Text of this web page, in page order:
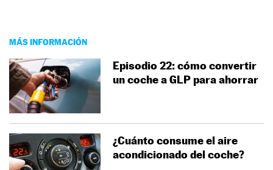
MÁS INFORMACIÓN
Episodio 22: cómo convertir
un coche a GLP para ahorrar
¿Cuánto consume el aire
acondicionado del coche?